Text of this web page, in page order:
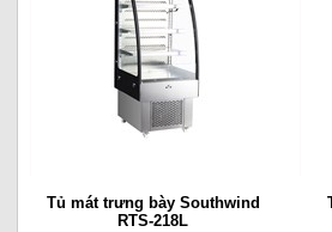
Tủ mát trưng bày Southwind
RTS-218L